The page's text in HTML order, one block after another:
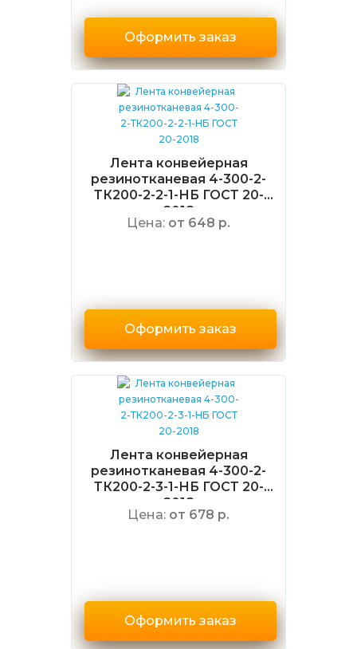
Оформить заказ
Лента конвейерная
резинотканевая 4-300-2-
ТК200-2-2-1-НБ ГОСТ 20-
2018
Цена: от 648 р.
Оформить заказ
Лента конвейерная
резинотканевая 4-300-2-
ТК200-2-3-1-НБ ГОСТ 20-
2018
Цена: от 678 р.
Оформить заказ